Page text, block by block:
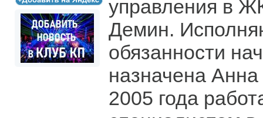
управления в
Демин.
обязанности
назначена
2005 года